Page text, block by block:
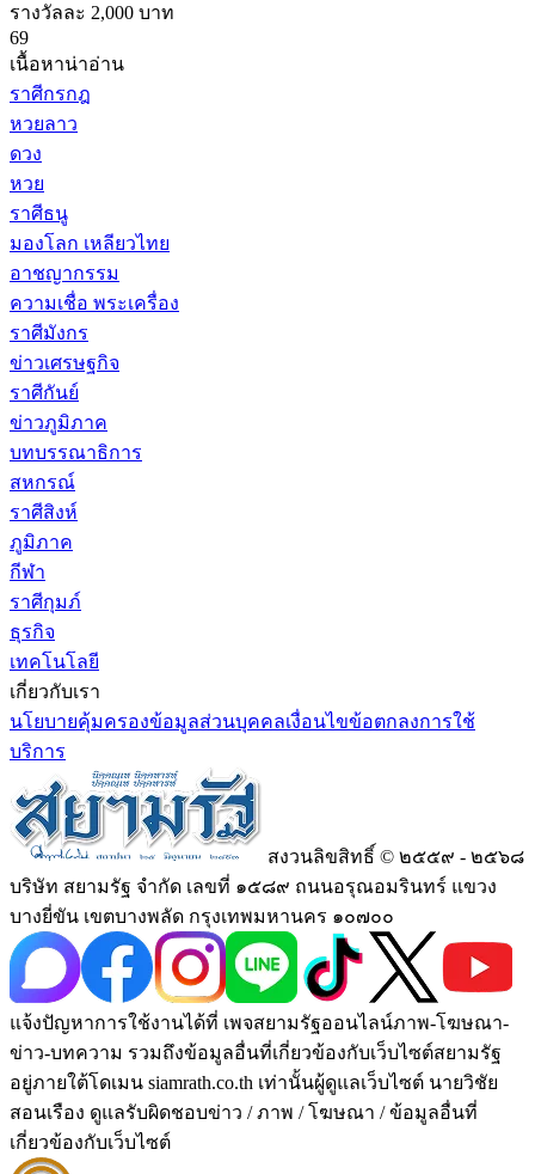
รางวัลละ 2,000 บาท
69
เนื้อหาน่าอ่าน
ราศีกรกฎ
หวยลาว
ดวง
หวย
ราศีธนู
มองโลก เหลียวไทย
อาชญากรรม
ความเชื่อ พระเครื่อง
ราศีมังกร
ข่าวเศรษฐกิจ
ราศีกันย์
ข่าวภูมิภาค
บทบรรณาธิการ
สหกรณ์
ราศีสิงห์
ภูมิภาค
กีฬา
ราศีกุมภ์
ธุรกิจ
เทคโนโลยี
เกี่ยวกับเรา
นโยบายคุ้มครองข้อมูลส่วนบุคคลเงื่อนไขข้อตกลงการใช้
บริการ
สงวนลิขสิทธิ์ © ๒๕๕๙ - ๒๕๖๘
บริษัท สยามรัฐ จำกัด เลขที่ ๑๕๘๙ ถนนอรุณอมรินทร์ แขวง
บางยี่ขัน เขตบางพลัด กรุงเทพมหานคร ๑๐๗๐๐
แจ้งปัญหาการใช้งานได้ที่ เพจสยามรัฐออนไลน์ภาพ-โฆษณา-
ข่าว-บทความ รวมถึงข้อมูลอื่นที่เกี่ยวข้องกับเว็บไซต์สยามรัฐ
อยู่ภายใต้โดเมน siamrath.co.th เท่านั้นผู้ดูแลเว็บไซต์ นายวิชัย
สอนเรือง ดูแลรับผิดชอบข่าว / ภาพ / โฆษณา / ข้อมูลอื่นที่
เกี่ยวข้องกับเว็บไซต์